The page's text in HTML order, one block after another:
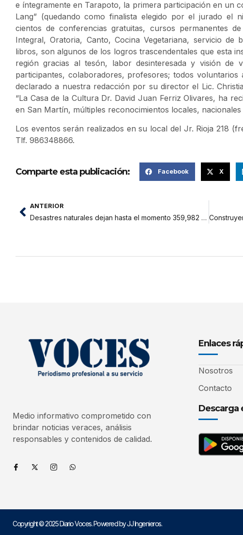
e íntegramente en Tarapoto, la primera participación en un
Lang” (quedando como finalista elegido por el jurado el
cientos de conferencias gratuitas, cursos permanentes
Integral, Oratoria, Canto, Cocina Vegetariana, servicio de
libros, son algunos de los logros trascendentales que esta
región gracias al tesón, labor desinteresada y visión de
participantes, colaboradores, profesores; todos voluntarios
declarado a nuestra redacción por su director el Lic.
“La Casa de la Cultura Dr. David Juan Ferriz Olivares, ha
en San Martín, múltiples reconocimientos locales, nacionales
Los eventos serán realizados en su local del Jr. Rioja 218
Tlf. 986348866.
Comparte esta publicación: Facebook X
ANTERIOR
Desastres naturales dejan hasta el momento 359,982 afectados
Medio informativo comprometido con
brindar noticias veraces, análisis
responsables y contenidos de calidad.
Enlaces
Nosotros
Contacto
Descarga
Copyright © 2025 Diario Voces. Powered by JJ Ingenieros.